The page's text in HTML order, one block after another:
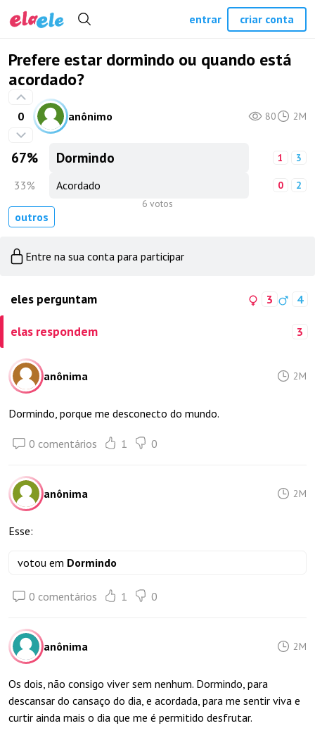
Prefere estar dormindo ou quando está
acordado?
0 anônimo 80 2M
67% Dormindo 1 3
33% Acordado 0
2
6 votos
outros
Entre na sua conta para participar
eles perguntam 3 4
elas respondem 3
anônima 2M
Dormindo, porque me desconecto do mundo.
0 comentários 1 0
anônima 2M
Esse:
votou em Dormindo
0 comentários 1 0
anônima 2M
Os dois, não consigo viver sem nenhum. Dormindo, para
descansar do cansaço do dia, e acordada, para me sentir viva e
curtir ainda mais o dia que me é permitido desfrutar.
entrar criar conta